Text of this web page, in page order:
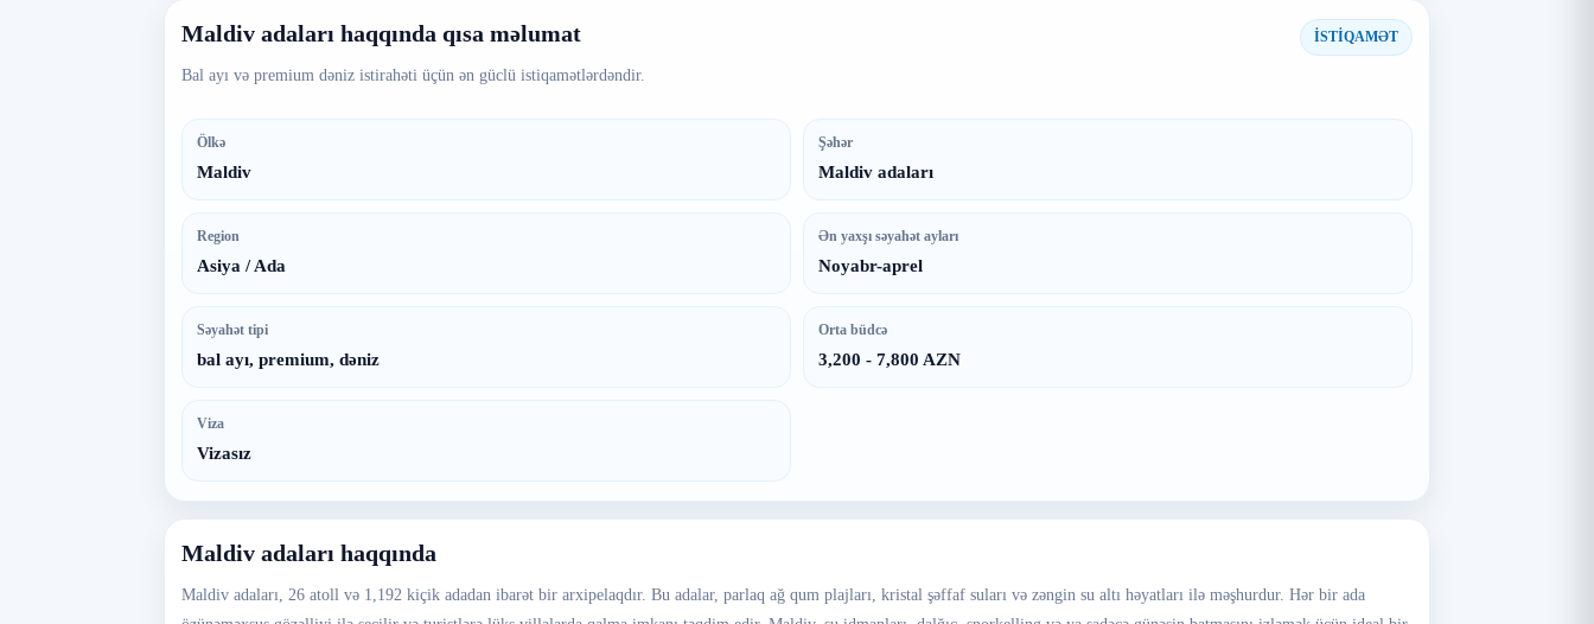
Maldiv adaları haqqında qısa məlumat
Bal ayı və premium dəniz istirahəti üçün ən güclü istiqamətlərdəndir.
İSTİQAMƏT
Ölkə
Maldiv
Şəhər
Maldiv adaları
Region
Asiya / Ada
Ən yaxşı səyahət ayları
Noyabr-aprel
Səyahət tipi
bal ayı, premium, dəniz
Orta büdcə
3,200 - 7,800 AZN
Viza
Vizasız
Maldiv adaları haqqında
Maldiv adaları, 26 atoll və 1,192 kiçik adadan ibarət bir arxipelaqdır. Bu adalar, parlaq ağ qum plajları, kristal şəffaf suları və zəngin su altı həyatları ilə məşhurdur. Hər bir ada